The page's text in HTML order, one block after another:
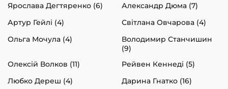
Ярослава Дегтяренко (6)
Александр Дюма (7)
Артур Гейлі (4)
Світлана Овчарова (4)
Ольга Мочула (4)
Володимир Станчишин
(9)
Олексій Волков (11)
Рейвен Кеннеді (5)
Любко Дереш (4)
Дарина Гнатко (16)